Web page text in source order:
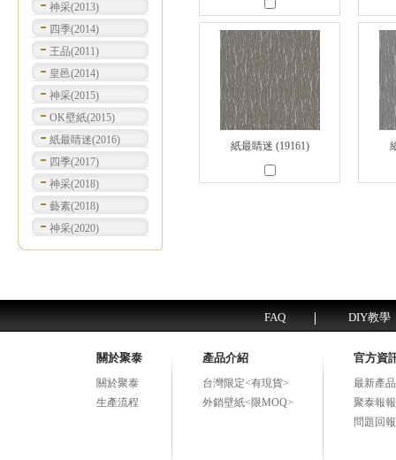
神采(2013)
四季(2014)
王品(2011)
皇邑(2014)
神采(2015)
OK壁紙(2015)
紙最睛迷(2016)
四季(2017)
神采(2018)
藝素(2018)
神采(2020)
紙最睛迷 (19161)
FAQ DIY教學
關於聚泰
關於聚泰
生產流程
產品介紹
台灣限定<有現貨>
外銷壁紙<限MOQ>
官方資
最新產
聚泰報報
問題回報